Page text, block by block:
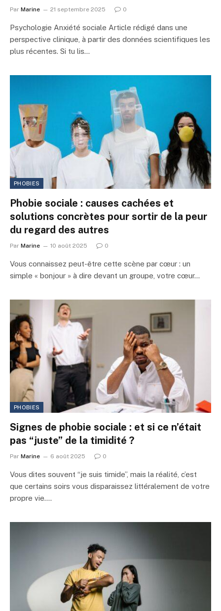
Par Marine 21 septembre 2025 0
Psychologie Anxiété sociale Article rédigé dans une
perspective clinique, à partir des données scientifiques les
plus récentes. Si tu lis…
PHOBIES
Phobie sociale : causes cachées et
solutions concrètes pour sortir de la peur
du regard des autres
Par Marine 10 août 2025 0
Vous connaissez peut-être cette scène par cœur : un
simple « bonjour » à dire devant un groupe, votre cœur…
PHOBIES
Signes de phobie sociale : et si ce n’était
pas “juste” de la timidité ?
Par Marine 6 août 2025 0
Vous dites souvent “je suis timide”, mais la réalité, c’est
que certains soirs vous disparaissez littéralement de votre
propre vie.…